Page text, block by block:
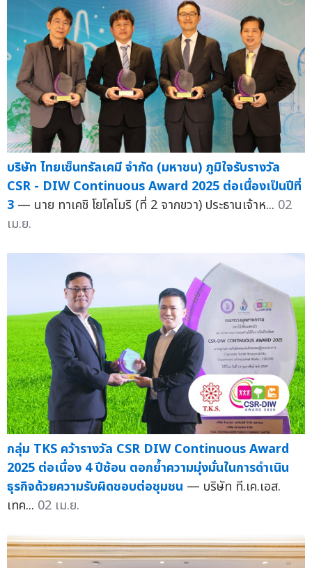
บริษัท ไทยเซ็นทรัลเคมี จำกัด (มหาชน) ภูมิใจรับรางวัล
CSR - DIW Continuous Award 2025 ต่อเนื่องเป็นปีที่
3 — นาย ทาเคชิ โยโคโมริ (ที่ 2 จากขวา) ประธานเจ้าห... 02
เม.ย.
กลุ่ม TKS คว้ารางวัล CSR DIW Continuous Award
2025 ต่อเนื่อง 4 ปีซ้อน ตอกย้ำความมุ่งมั่นในการดำเนิน
ธุรกิจด้วยความรับผิดชอบต่อชุมชน — บริษัท ที.เค.เอส.
เทค... 02 เม.ย.